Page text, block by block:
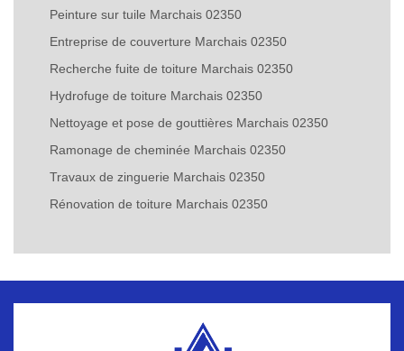
Peinture sur tuile Marchais 02350
Entreprise de couverture Marchais 02350
Recherche fuite de toiture Marchais 02350
Hydrofuge de toiture Marchais 02350
Nettoyage et pose de gouttières Marchais 02350
Ramonage de cheminée Marchais 02350
Travaux de zinguerie Marchais 02350
Rénovation de toiture Marchais 02350